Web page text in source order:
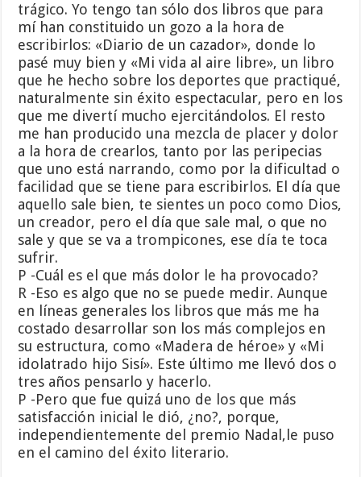
trágico. Yo tengo tan sólo dos libros que para
mí han constituido un gozo a la hora de
escribirlos: «Diario de un cazador», donde lo
pasé muy bien y «Mi vida al aire libre», un libro
que he hecho sobre los deportes que practiqué,
naturalmente sin éxito espectacular, pero en los
que me divertí mucho ejercitándolos. El resto
me han producido una mezcla de placer y dolor
a la hora de crearlos, tanto por las peripecias
que uno está narrando, como por la dificultad o
facilidad que se tiene para escribirlos. El día que
aquello sale bien, te sientes un poco como Dios,
un creador, pero el día que sale mal, o que no
sale y que se va a trompicones, ese día te toca
sufrir.
P -Cuál es el que más dolor le ha provocado?
R -Eso es algo que no se puede medir. Aunque
en líneas generales los libros que más me ha
costado desarrollar son los más complejos en
su estructura, como «Madera de héroe» y «Mi
idolatrado hijo Sisí». Este último me llevó dos o
tres años pensarlo y hacerlo.
P -Pero que fue quizá uno de los que más
satisfacción inicial le dió, ¿no?, porque,
independientemente del premio Nadal,le puso
en el camino del éxito literario.